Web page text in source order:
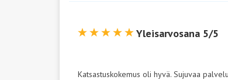
Yleisarvosana 5/5
Katsastuskokemus oli hyvä. Sujuvaa